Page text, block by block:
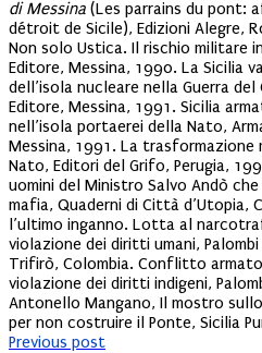
di Messina (Les parrains du pont:
détroit de Sicile), Edizioni Alegre,
Non solo Ustica. Il rischio militare
Editore, Messina, 1990. La Sicilia
dell’isola nucleare nella Guerra
Editore, Messina, 1991. Sicilia
nell’isola portaerei della Nato,
Messina, 1991. La trasformazione
Nato, Editori del Grifo, Perugia,
uomini del Ministro Salvo Andò
mafia, Quaderni di Città d’Utopia,
l’ultimo inganno. Lotta al
violazione dei diritti umani,
Trifirò, Colombia. Conflitto
violazione dei diritti indigeni,
Antonello Mangano, Il mostro
per non costruire il Ponte, Sicilia
Previous post